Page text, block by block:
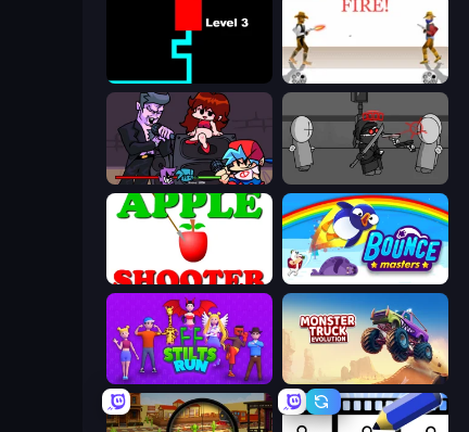
Scary Maze Gunblood
Friday Night Funkin' Madness Project Nexus
Apple Shooter Bouncemasters
Stilts Run Monster Truck Evolution